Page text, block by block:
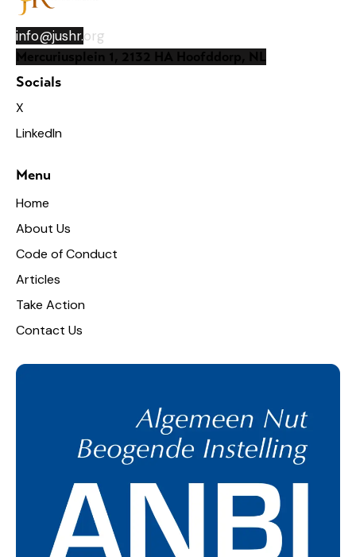
info@jushr.org
Mercuriusplein 1, 2132 HA Hoofddorp, NL
Socials
X
LinkedIn
Menu
Home
About Us
Code of Conduct
Articles
Take Action
Contact Us